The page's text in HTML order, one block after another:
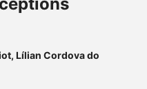
Lílian Cordova do